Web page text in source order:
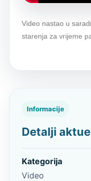
Video nastao u
starenja za vrijeme
Informacije
Detalji
Kategorija
Video